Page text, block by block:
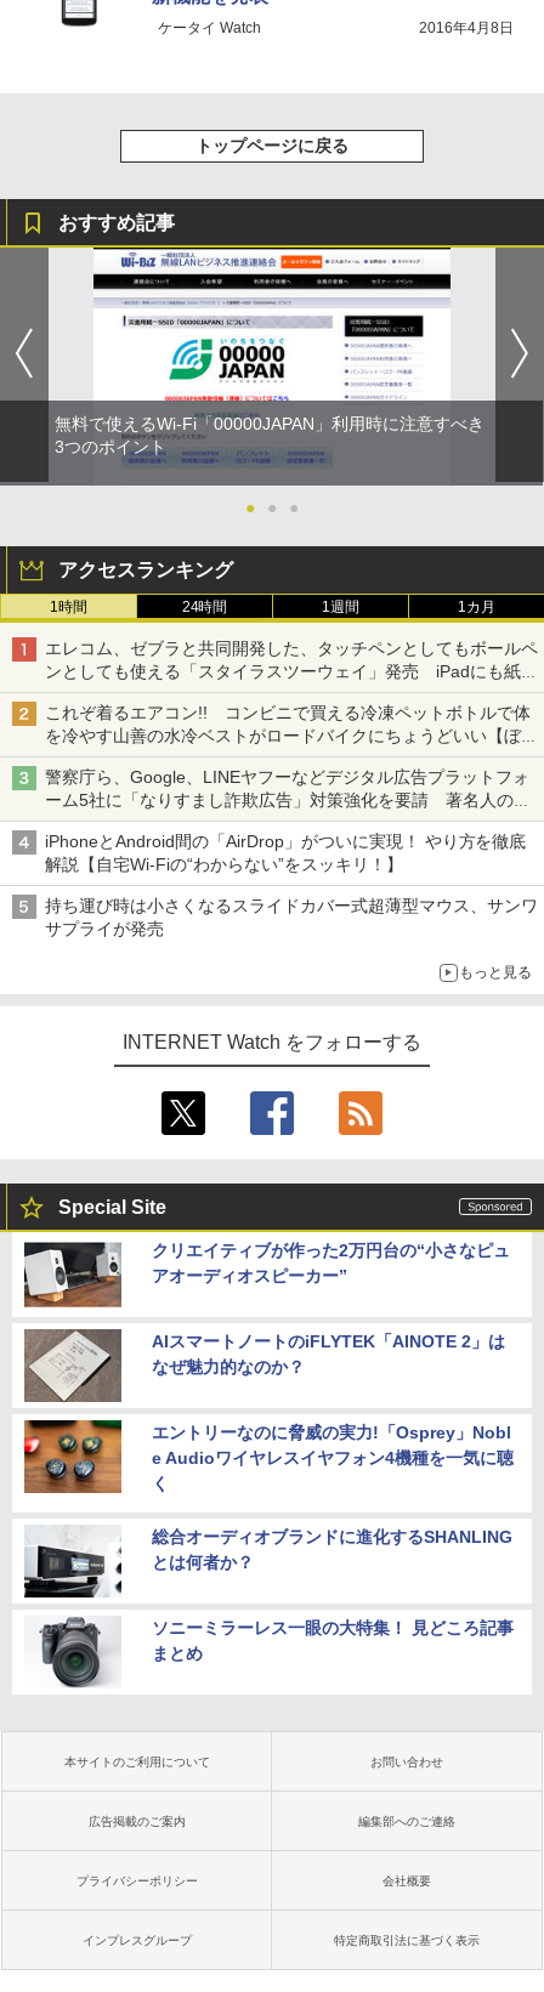
ケータイ Watch 2016年4月8日
トップページに戻る
おすすめ記事
無料で使えるWi-Fi「00000JAPAN」利用時に注意すべき
3つのポイント
● ● ●
アクセスランキング
1時間 24時間 1週間 1カ月
エレコム、ゼブラと共同開発した、タッチペンとしてもボールペ
ンとしても使える「スタイラスツーウェイ」発売 iPadにも紙に
も、持ち替えずに書き込める
これぞ着るエアコン!! コンビニで買える冷凍ペットボトルで体
を冷やす山善の水冷ベストがロードバイクにちょうどいい【ぼっ
ち・ざ・ろーど！その14】【空いた時間でなにしてる？】
警察庁ら、Google、LINEヤフーなどデジタル広告プラットフォ
ーム5社に「なりすまし詐欺広告」対策強化を要請 著名人の写
真や映像を使った投資詐欺などへの対策として
iPhoneとAndroid間の「AirDrop」がついに実現！ やり方を徹底
解説【自宅Wi-Fiの“わからない”をスッキリ！】
持ち運び時は小さくなるスライドカバー式超薄型マウス、サンワ
サプライが発売
もっと見る
INTERNET Watch をフォローする
Special Site
クリエイティブが作った2万円台の“小さなピュ
アオーディオスピーカー”
AIスマートノートのiFLYTEK「AINOTE 2」は
なぜ魅力的なのか？
エントリーなのに脅威の実力!「Osprey」Nobl
e Audioワイヤレスイヤフォン4機種を一気に聴
く
総合オーディオブランドに進化するSHANLING
とは何者か？
ソニーミラーレス一眼の大特集！ 見どころ記事
まとめ
本サイトのご利用について お問い合わせ
広告掲載のご案内 編集部へのご連絡
プライバシーポリシー 会社概要
インプレスグループ 特定商取引法に基づく表示